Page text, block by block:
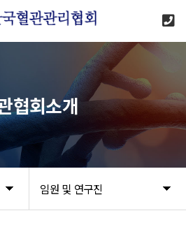
임원 및 연구진
협회소개